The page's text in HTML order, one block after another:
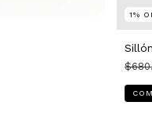
1%